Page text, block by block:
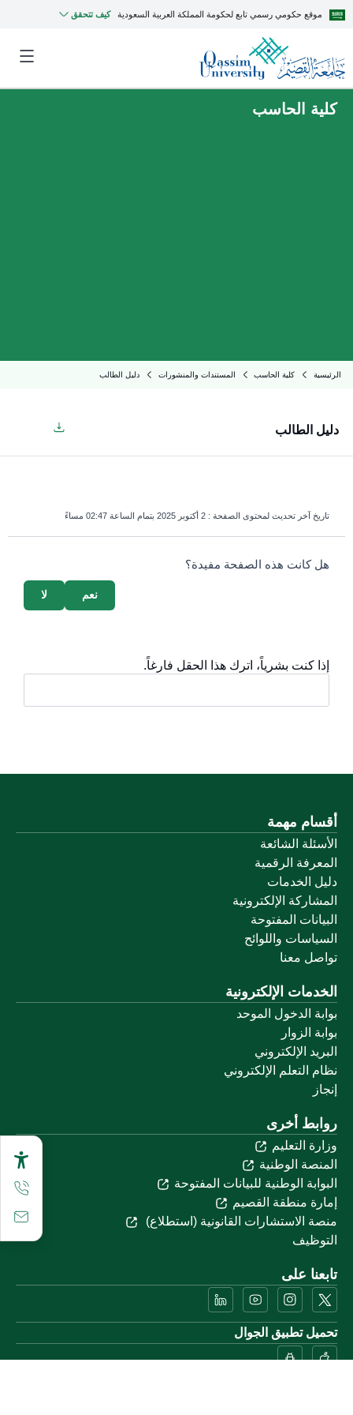
موقع حكومي رسمي تابع لحكومة المملكة العربية السعودية كيف تتحقق
كلية الحاسب
الرئيسية كلية الحاسب المستندات والمنشورات دليل الطالب
دليل الطالب
تاريخ آخر تحديث لمحتوى الصفحة : 2 أكتوبر 2025 بتمام الساعة 02:47 مساءً
survey_v2
هل كانت هذه الصفحة مفيدة؟
لا نعم
إذا كنت بشرياً، اترك هذا الحقل فارغاً.
أقسام مهمة
الأسئلة الشائعة
المعرفة الرقمية
دليل الخدمات
المشاركة الإلكترونية
البيانات المفتوحة
السياسات واللوائح
تواصل معنا
الخدمات الإلكترونية
بوابة الدخول الموحد
بوابة الزوار
البريد الإلكتروني
نظام التعلم الإلكتروني
إنجاز
روابط أخرى
وزارة التعليم
المنصة الوطنية
البوابة الوطنية للبيانات المفتوحة
إمارة منطقة القصيم
منصة الاستشارات القانونية (استطلاع)
التوظيف
تابعنا على
تحميل تطبيق الجوال